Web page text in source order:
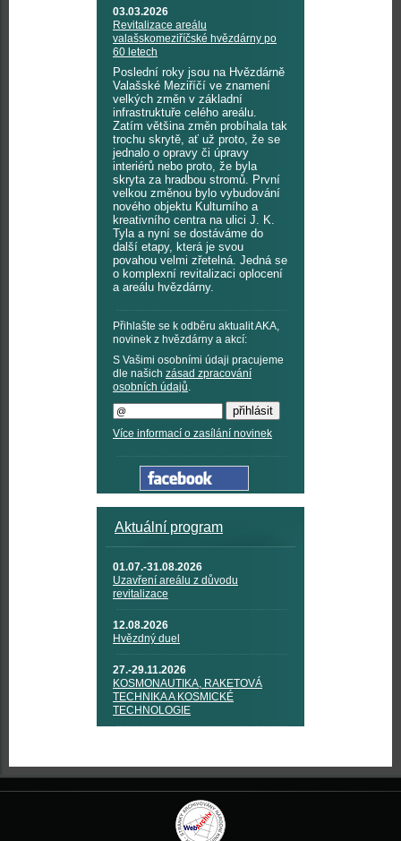
03.03.2026
Revitalizace areálu
valašskomeziříčské hvězdárny po
60 letech
Poslední roky jsou na Hvězdárně
Valašské Meziříčí ve znamení
velkých změn v základní
infrastruktuře celého areálu.
Zatím většina změn probíhala tak
trochu skrytě, ať už proto, že se
jednalo o opravy či úpravy
interiérů nebo proto, že byla
skryta za hradbou stromů. První
velkou změnou bylo vybudování
nového objektu Kulturního a
kreativního centra na ulici J. K.
Tyla a nyní se dostáváme do
další etapy, která je svou
povahou velmi zřetelná. Jedná se
o komplexní revitalizaci oplocení
a areálu hvězdárny.
Přihlašte se k odběru aktualit AKA,
novinek z hvězdárny a akcí:
S Vašimi osobními údaji pracujeme
dle našich zásad zpracování
osobních údajů.
Více informací o zasílání novinek
Aktuální program
01.07.-31.08.2026
Uzavření areálu z důvodu
revitalizace
12.08.2026
Hvězdný duel
27.-29.11.2026
KOSMONAUTIKA, RAKETOVÁ
TECHNIKA A KOSMICKÉ
TECHNOLOGIE